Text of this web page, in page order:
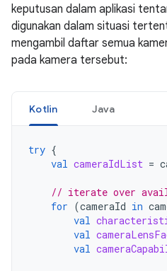
keputusan dalam aplikasi
digunakan dalam situasi
mengambil daftar semua
pada kamera tersebut:
Kotlin Java
try {
val cameraIdList =
// iterate over
for (cameraId in
val
val
val